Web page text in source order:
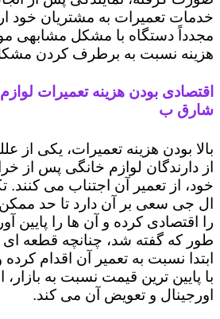
خدمات تعمیرات به مشتریان خود
مجدداً دستگاه با مشکل مشابهی
هزینه نسبت به برطرف کردن
اقتصادی بودن هزینه تعمیرات
شارق ب
بالا بودن هزینه تعمیرات، یکی از
از دارندگان لوازم خانگی پس از
خود، از تعمیر آن اجتناب می
ال جی سعی بر آن دارد تا حد
را اقتصادی کرده و آن ها را پایین
طور که گفته شد، چنانچه قطعه
ابتدا نسبت به تعمیر آن اقدام
با پایین ترین قیمت نسبت به بازار،
اورجینال و تعویض آن می کند.